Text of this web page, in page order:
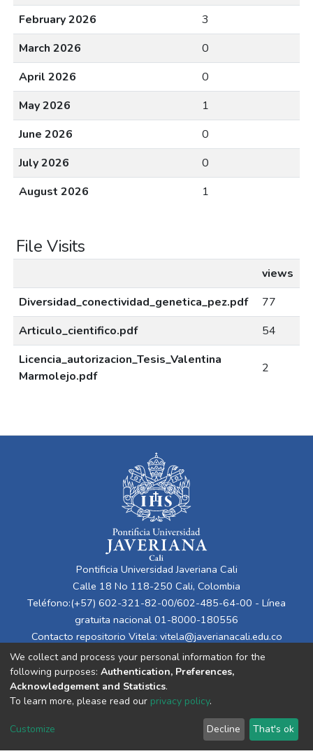
February 2026
3
March 2026
0
April 2026
0
May 2026
1
June 2026
0
July 2026
0
August 2026
1
File Visits
views
Diversidad_conectividad_genetica_pez.pdf
77
Articulo_cientifico.pdf
54
Licencia_autorizacion_Tesis_Valentina
Marmolejo.pdf
2
Pontificia Universidad Javeriana Cali
Calle 18 No 118-250 Cali, Colombia
Teléfono:(+57) 602-321-82-00/602-485-64-00 - Línea
gratuita nacional 01-8000-180556
Contacto repositorio Vitela: vitela@javerianacali.edu.co
End User
Send
We collect and process your personal information for the
following purposes: Authentication, Preferences,
Acknowledgement and Statistics.
To learn more, please read our privacy policy.
Customize Decline That's ok